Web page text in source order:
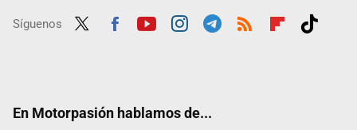
Síguenos
En Motorpasión hablamos de...